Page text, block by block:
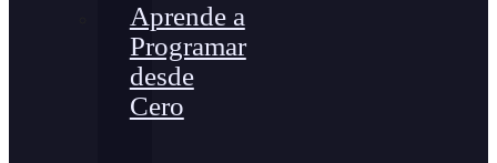
Aprende a
Programar
desde
Cero